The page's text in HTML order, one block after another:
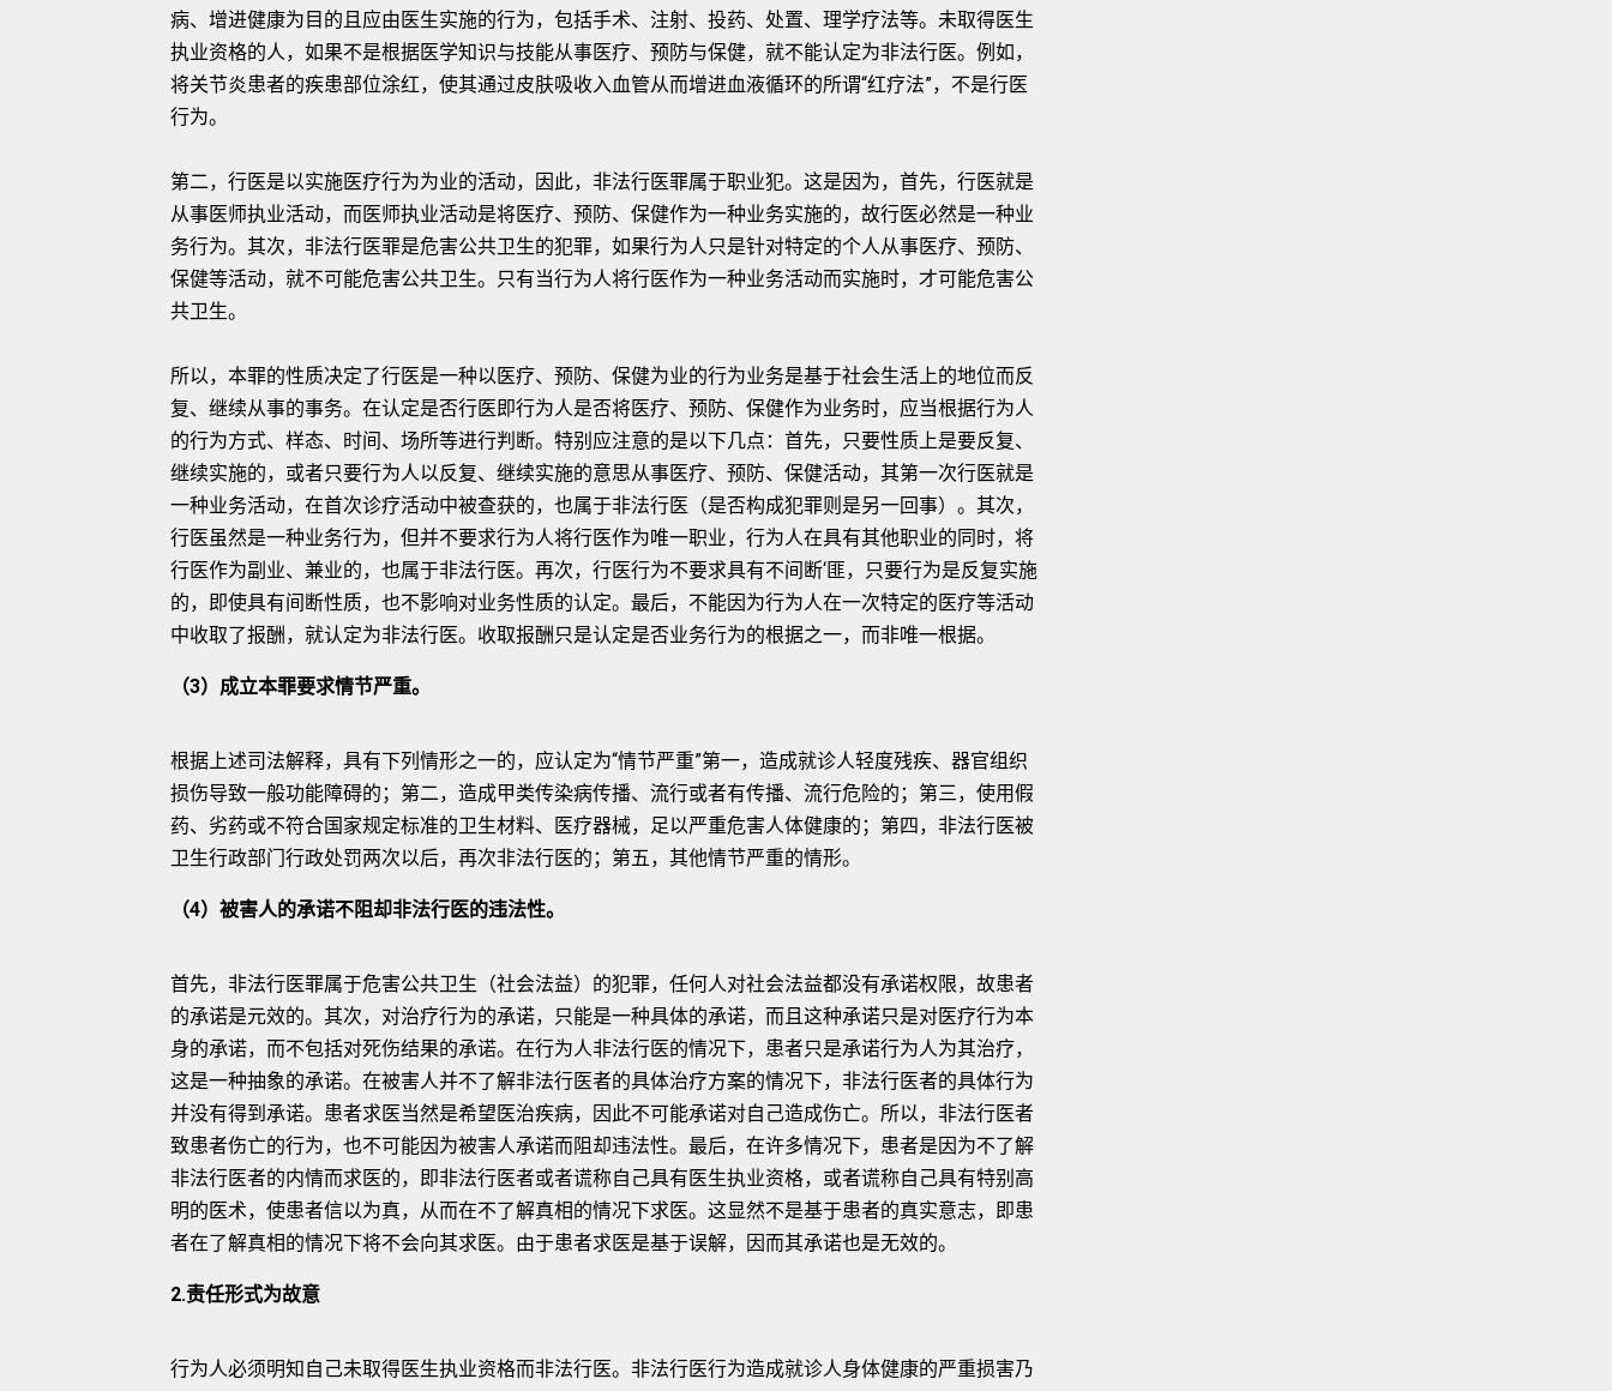
病、增进健康为目的且应由医生实施的行为，包括手术、注射、投药、处置、理学疗法等。未取得医生
执业资格的人，如果不是根据医学知识与技能从事医疗、预防与保健，就不能认定为非法行医。例如，
将关节炎患者的疾患部位涂红，使其通过皮肤吸收入血管从而增进血液循环的所谓“红疗法”，不是行医
行为。
第二，行医是以实施医疗行为为业的活动，因此，非法行医罪属于职业犯。这是因为，首先，行医就是
从事医师执业活动，而医师执业活动是将医疗、预防、保健作为一种业务实施的，故行医必然是一种业
务行为。其次，非法行医罪是危害公共卫生的犯罪，如果行为人只是针对特定的个人从事医疗、预防、
保健等活动，就不可能危害公共卫生。只有当行为人将行医作为一种业务活动而实施时，才可能危害公
共卫生。
所以，本罪的性质决定了行医是一种以医疗、预防、保健为业的行为业务是基于社会生活上的地位而反
复、继续从事的事务。在认定是否行医即行为人是否将医疗、预防、保健作为业务时，应当根据行为人
的行为方式、样态、时间、场所等进行判断。特别应注意的是以下几点：首先，只要性质上是要反复、
继续实施的，或者只要行为人以反复、继续实施的意思从事医疗、预防、保健活动，其第一次行医就是
一种业务活动，在首次诊疗活动中被查获的，也属于非法行医（是否构成犯罪则是另一回事）。其次，
行医虽然是一种业务行为，但并不要求行为人将行医作为唯一职业，行为人在具有其他职业的同时，将
行医作为副业、兼业的，也属于非法行医。再次，行医行为不要求具有不间断‘匪，只要行为是反复实施
的，即使具有间断性质，也不影响对业务性质的认定。最后，不能因为行为人在一次特定的医疗等活动
中收取了报酬，就认定为非法行医。收取报酬只是认定是否业务行为的根据之一，而非唯一根据。
（3）成立本罪要求情节严重。
根据上述司法解释，具有下列情形之一的，应认定为“情节严重”第一，造成就诊人轻度残疾、器官组织
损伤导致一般功能障碍的；第二，造成甲类传染病传播、流行或者有传播、流行危险的；第三，使用假
药、劣药或不符合国家规定标准的卫生材料、医疗器械，足以严重危害人体健康的；第四，非法行医被
卫生行政部门行政处罚两次以后，再次非法行医的；第五，其他情节严重的情形。
（4）被害人的承诺不阻却非法行医的违法性。
首先，非法行医罪属于危害公共卫生（社会法益）的犯罪，任何人对社会法益都没有承诺权限，故患者
的承诺是元效的。其次，对治疗行为的承诺，只能是一种具体的承诺，而且这种承诺只是对医疗行为本
身的承诺，而不包括对死伤结果的承诺。在行为人非法行医的情况下，患者只是承诺行为人为其治疗，
这是一种抽象的承诺。在被害人并不了解非法行医者的具体治疗方案的情况下，非法行医者的具体行为
并没有得到承诺。患者求医当然是希望医治疾病，因此不可能承诺对自己造成伤亡。所以，非法行医者
致患者伤亡的行为，也不可能因为被害人承诺而阻却违法性。最后，在许多情况下，患者是因为不了解
非法行医者的内情而求医的，即非法行医者或者谎称自己具有医生执业资格，或者谎称自己具有特别高
明的医术，使患者信以为真，从而在不了解真相的情况下求医。这显然不是基于患者的真实意志，即患
者在了解真相的情况下将不会向其求医。由于患者求医是基于误解，因而其承诺也是无效的。
2.责任形式为故意
行为人必须明知自己未取得医生执业资格而非法行医。非法行医行为造成就诊人身体健康的严重损害乃